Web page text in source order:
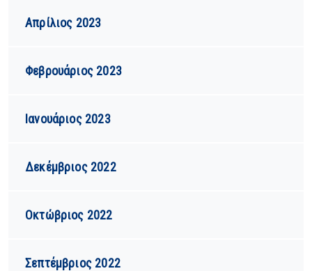
Απρίλιος 2023
Φεβρουάριος 2023
Ιανουάριος 2023
Δεκέμβριος 2022
Οκτώβριος 2022
Σεπτέμβριος 2022